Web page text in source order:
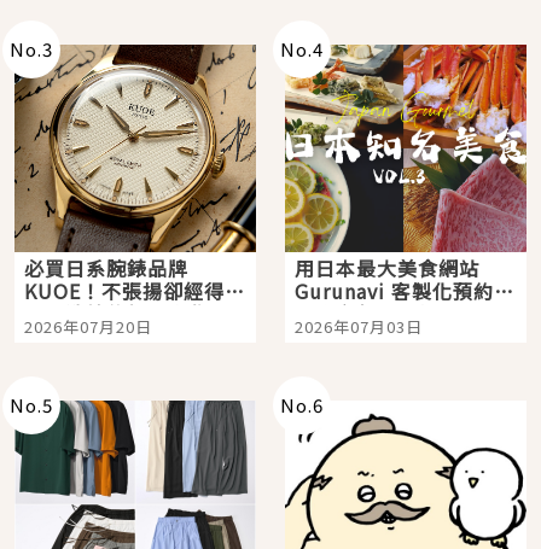
No.3
必買日系腕錶品牌
KUOE！不張揚卻經得起
時間洗鍊的經典之作五
選
2026年07月20日
No.4
用日本最大美食網站
Gurunavi 客製化預約九
大都市餐廳，打造專屬
美食體驗！
2026年07月03日
No.5 No.6